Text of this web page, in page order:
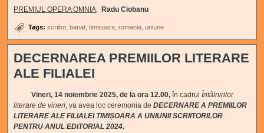
PREMIUL OPERA OMNIA: Radu Ciobanu
Tags:scriitor banat timisoara romania uniune
DECERNAREA PREMIILOR LITERARE
ALE FILIALEI
Vineri, 14 noiembrie 2025, de la ora 12.00,în cadrulÎntâlnirilor
literare de vineri, va avea loc ceremonia de DECERNARE A PREMIILOR
LITERARE ALE FILIALEI TIMIȘOARA A UNIUNII SCRIITORILOR
PENTRU ANUL EDITORIAL 2024.